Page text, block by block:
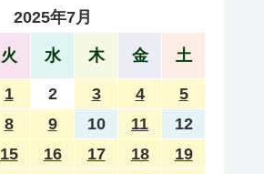
2025年7月
火 水 木 金 土
1 2 3 4
5
8 9 10 11
12
15 16 17 18
19